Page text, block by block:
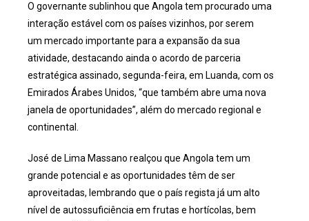
O governante sublinhou que Angola tem procurado uma
interação estável com os países vizinhos, por serem
um mercado importante para a expansão da sua
atividade, destacando ainda o acordo de parceria
estratégica assinado, segunda-feira, em Luanda, com os
Emirados Árabes Unidos, “que também abre uma nova
janela de oportunidades”, além do mercado regional e
continental.
José de Lima Massano realçou que Angola tem um
grande potencial e as oportunidades têm de ser
aproveitadas, lembrando que o país regista já um alto
nível de autossuficiência em frutas e hortícolas, bem